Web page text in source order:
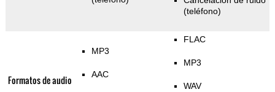
(teléfono)
Formatos de audio
MP3
AAC
FLAC
MP3
WAV